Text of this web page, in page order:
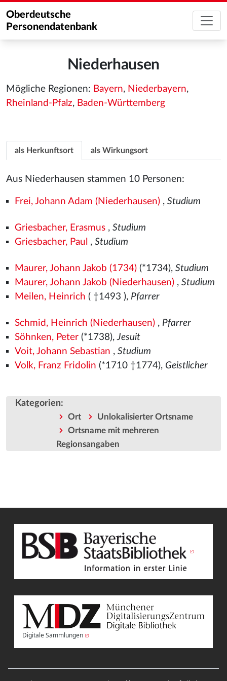
Oberdeutsche
Personendatenbank
Niederhausen
Mögliche Regionen: Bayern, Niederbayern,
Rheinland-Pfalz, Baden-Württemberg
als Herkunftsort als Wirkungsort
Aus Niederhausen stammen 10 Personen:
Frei, Johann Adam (Niederhausen), Studium
Griesbacher, Erasmus, Studium
Griesbacher, Paul , Studium
Maurer, Johann Jakob (1734)(*1734), Studium
Maurer, Johann Jakob (Niederhausen), Studium
Meilen, Heinrich ( †1493 ), Pfarrer
Schmid, Heinrich (Niederhausen), Pfarrer
Söhnken, Peter(*1738),Jesuit
Voit, Johann Sebastian , Studium
Volk, Franz Fridolin (*1710 †1774), Geistlicher
Kategorien:
Ort
Unlokalisierter Ortsname
Ortsname mit mehreren
Regionsangaben
Digitale Sammlungen